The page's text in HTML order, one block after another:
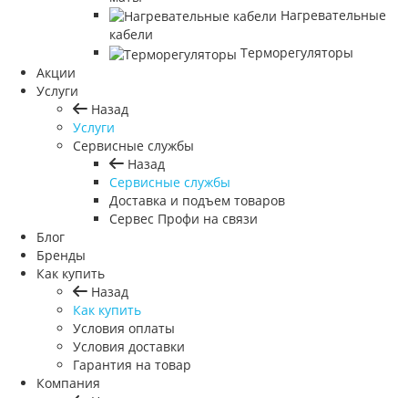
маты
кабели
Акции
Услуги
Назад
Услуги
Сервисные службы
Назад
Сервисные службы
Доставка и подъем товаров
Блог
Бренды
Как купить
Назад
Как купить
Условия оплаты
Условия доставки
Гарантия на товар